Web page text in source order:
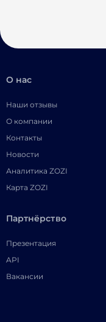
О нас
Наши отзывы
О компании
Контакты
Новости
Аналитика ZOZI
Карта ZOZI
Партнёрство
Презентация
API
Вакансии